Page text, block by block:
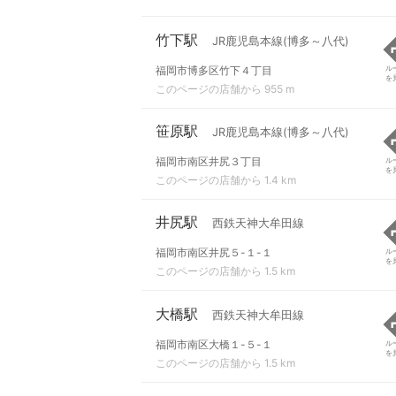
竹下駅 JR鹿児島本線(博多～八代)
福岡市博多区竹下４丁目
このページの店舗から 955 m
ル
を
笹原駅 JR鹿児島本線(博多～八代)
福岡市南区井尻３丁目
このページの店舗から 1.4 km
ル
を
井尻駅 西鉄天神大牟田線
福岡市南区井尻５-１-１
このページの店舗から 1.5 km
ル
を
大橋駅 西鉄天神大牟田線
福岡市南区大橋１-５-１
このページの店舗から 1.5 km
ル
を